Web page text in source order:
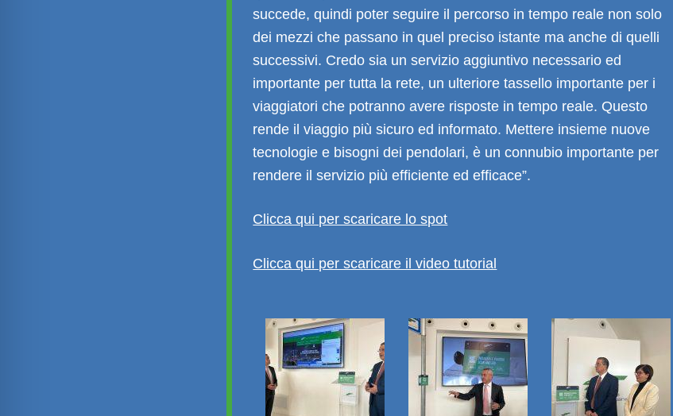
succede, quindi poter seguire il percorso in tempo reale non solo
dei mezzi che passano in quel preciso istante ma anche di quelli
successivi. Credo sia un servizio aggiuntivo necessario ed
importante per tutta la rete, un ulteriore tassello importante per i
viaggiatori che potranno avere risposte in tempo reale. Questo
rende il viaggio più sicuro ed informato. Mettere insieme nuove
tecnologie e bisogni dei pendolari, è un connubio importante per
rendere il servizio più efficiente ed efficace”.
Clicca qui per scaricare lo spot
Clicca qui per scaricare il video tutorial